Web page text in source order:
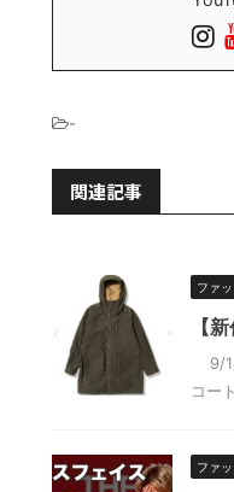
-
関連記事
ファ
【
9/
コー
ファ